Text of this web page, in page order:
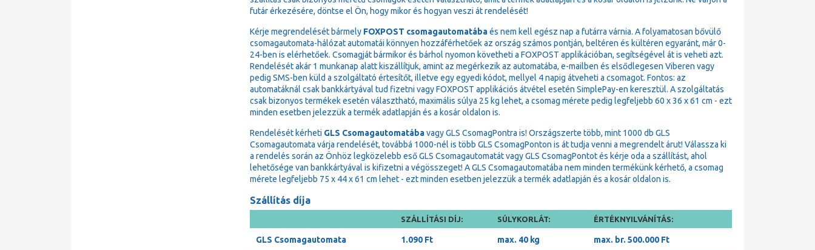
futár érkezésére, döntse el Ön, hogy mikor és hogyan veszi át rendelését!
Kérje megrendelését bármely FOXPOST csomagautomatábaés nem kell egész nap a futárra várnia. A folyamatosan bővülő
csomagautomata-hálózat automatái könnyen hozzáférhetőek az ország számos pontján, beltéren és kültéren egyaránt, már 0-
24-ben is elérhetőek. Csomagját bármikor és bárhol nyomon követheti a FOXPOST applikációban, segítségével át is veheti azt.
Rendelését akár 1 munkanap alatt kiszállítjuk, amint az megérkezik az automatába, e-mailben és elsődlegesen Viberen vagy
pedig SMS-ben küld a szolgáltató értesítőt, illetve egy egyedi kódot, mellyel 4 napig átveheti a csomagot. Fontos: az
automatáknál csak bankkártyával tud fizetni vagy FOXPOST applikációs átvétel esetén SimplePay-en keresztül. A szolgáltatás
csak bizonyos termékek esetén választható, maximális súlya 25 kg lehet, a csomag mérete pedig legfeljebb 60 x 36 x 61 cm - ezt
minden esetben jelezzük a termék adatlapján és a kosár oldalon is.
Rendelését kérheti GLS Csomagautomatábavagy GLS CsomagPontra is! Országszerte több, mint 1000 db GLS
Csomagautomata várja rendelését, továbbá 1000-nél is több GLS CsomagPonton is át tudja venni a megrendelt árut! Válassza ki
a rendelés során az Önhöz legközelebb eső GLS Csomagautomatát vagy GLS CsomagPontot és kérje oda a szállítást, ahol
lehetősége van bankkártyával is kifizetni a végösszeget! A GLS Csomagautomatába nem minden termékünk kérhető, a csomag
mérete legfeljebb 75 x 44 x 61 cm lehet - ezt minden esetben jelezzük a termék adatlapján és a kosár oldalon is.
Szállítás díja
SZÁLLÍTÁSI DÍJ: SÚLYKORLÁT: ÉRTÉKNYILVÁNÍTÁS:
GLS Csomagautomata 1.090 Ft max. 40 kg max. br. 500.000 Ft